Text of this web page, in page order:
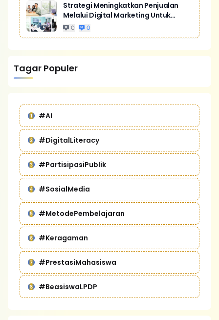
Strategi Meningkatkan Penjualan
Melalui Digital Marketing Untuk
Bisnis Yang Lebih Kompetitif
0 0
Tagar Populer
#AI
#DigitalLiteracy
#PartisipasiPublik
#SosialMedia
#MetodePembelajaran
#Keragaman
#PrestasiMahasiswa
#BeasiswaLPDP